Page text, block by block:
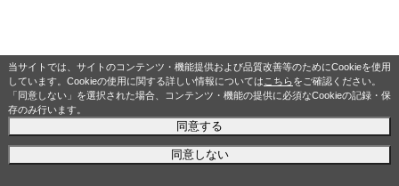
当サイトでは、サイトのコンテンツ・機能提供および品質改善等のためにCookieを使用
しています。Cookieの使用に関する詳しい情報については こちらをご確認ください。
「同意しない」を選択された場合、コンテンツ・機能の提供に必須なCookieの記録・保
存のみ行います。
同意する
同意しない